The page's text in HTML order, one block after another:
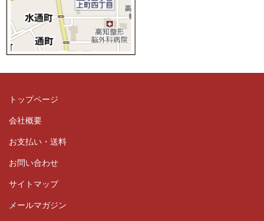
トップページ
会社概要
お支払い・送料
お問い合わせ
サイトマップ
メールマガジン